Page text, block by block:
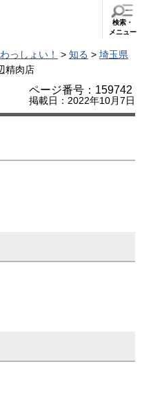
検索・
メニュー
っしょい！ > 知る > 埼玉県
精肉店
ページ番号：159742
掲載日：2022年10月7日